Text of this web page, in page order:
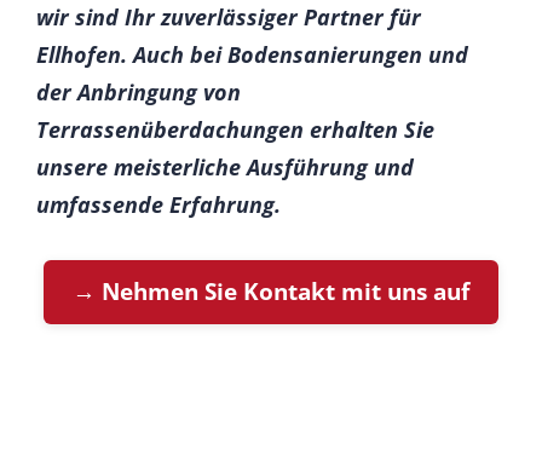
wir sind Ihr zuverlässiger Partner für
Ellhofen. Auch bei Bodensanierungen und
der Anbringung von
Terrassenüberdachungen erhalten Sie
unsere meisterliche Ausführung und
umfassende Erfahrung.
→ Nehmen Sie Kontakt mit uns auf